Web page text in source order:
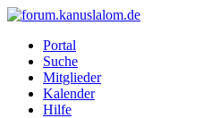
Portal
Suche
Mitglieder
Kalender
Hilfe